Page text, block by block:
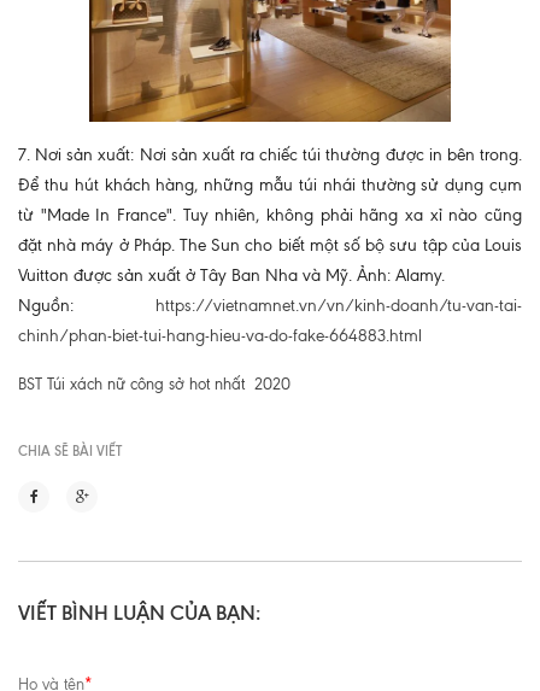
7. Nơi sản xuất: Nơi sản xuất ra chiếc túi thường được in bên trong.
Để thu hút khách hàng, những mẫu túi nhái thường sử dụng cụm
từ "Made In France". Tuy nhiên, không phải hãng xa xỉ nào cũng
đặt nhà máy ở Pháp. The Sun cho biết một số bộ sưu tập của Louis
Vuitton được sản xuất ở Tây Ban Nha và Mỹ. Ảnh: Alamy.
Nguồn: https://vietnamnet.vn/vn/kinh-doanh/tu-van-tai-
chinh/phan-biet-tui-hang-hieu-va-do-fake-664883.html
BST Túi xách nữ công sở hot nhất 2020
CHIA SẼ BÀI VIẾT
VIẾT BÌNH LUẬN CỦA BẠN:
Họ và tên*